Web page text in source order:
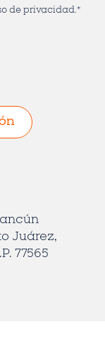
de privacidad.*
Juárez,
77565